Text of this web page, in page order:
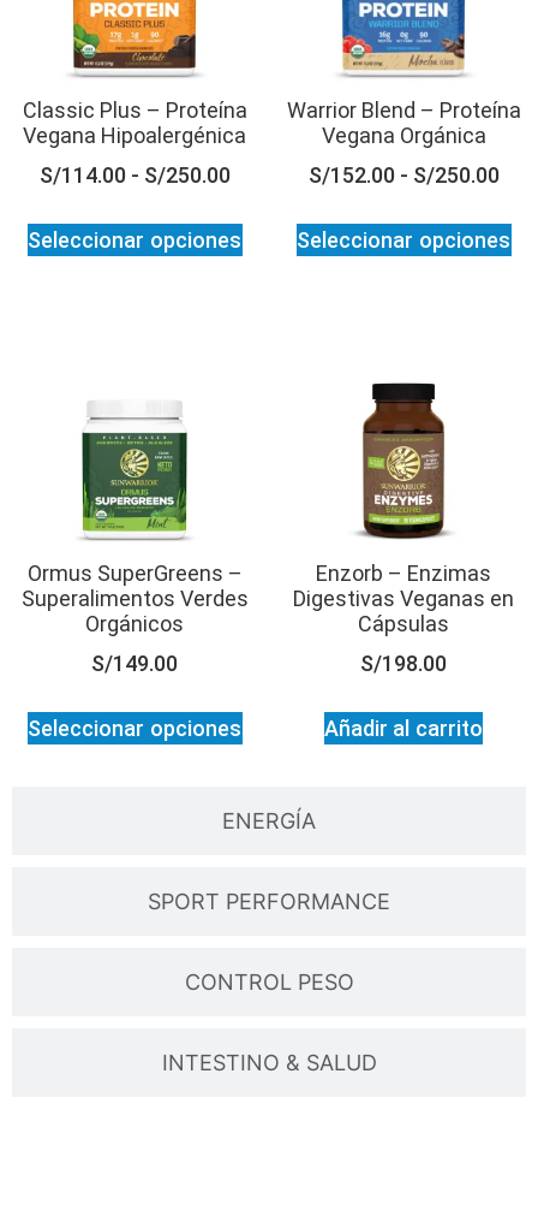
ENERGÍA
SPORT PERFORMANCE
CONTROL PESO
INTESTINO & SALUD
Classic Plus – Proteína
Vegana Hipoalergénica
S/114.00 - S/250.00
Seleccionar opciones
Warrior Blend – Proteína
Vegana Orgánica
S/152.00 - S/250.00
Seleccionar opciones
Ormus SuperGreens –
Superalimentos Verdes
Orgánicos
S/149.00
Seleccionar opciones
Enzorb – Enzimas
Digestivas Veganas en
Cápsulas
S/198.00
Añadir al carrito